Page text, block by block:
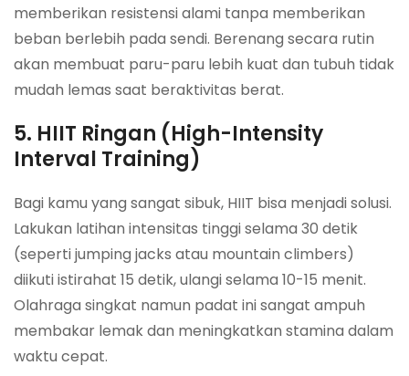
memberikan resistensi alami tanpa memberikan
beban berlebih pada sendi. Berenang secara rutin
akan membuat paru-paru lebih kuat dan tubuh tidak
mudah lemas saat beraktivitas berat.
5. HIIT Ringan (High-Intensity
Interval Training)
Bagi kamu yang sangat sibuk, HIIT bisa menjadi solusi.
Lakukan latihan intensitas tinggi selama 30 detik
(seperti jumping jacks atau mountain climbers)
diikuti istirahat 15 detik, ulangi selama 10-15 menit.
Olahraga singkat namun padat ini sangat ampuh
membakar lemak dan meningkatkan stamina dalam
waktu cepat.